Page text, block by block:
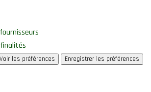
Voir les préférences Enregistrer les préférences